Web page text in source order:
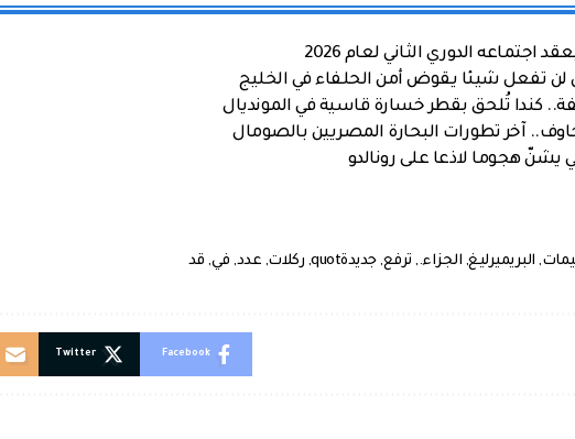
اجتماعه الدوري الثاني لعام 2026
لن تفعل شيئا يقوض أمن الحلفاء في الخليج
كندا تُلحق بقطر خسارة قاسية في المونديال
آخر تطورات البحارة المصريين بالصومال
يشنّ هجوما لاذعا على رونالدو
, البريميرليغ, الجزاء., ترفع,جديدةquot , ركلات, عدد, في, قد
Facebook
Twitter